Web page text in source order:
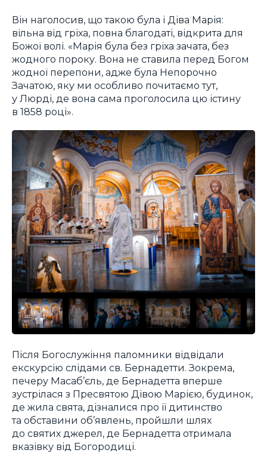
Він наголосив, що такою була і Діва Марія:
вільна від гріха, повна благодаті, відкрита для
Божої волі. «Марія була без гріха зачата, без
жодного пороку. Вона не ставила перед Богом
жодної перепони, адже була Непорочно
Зачатою, яку ми особливо почитаємо тут,
у Люрді, де вона сама проголосила цю істину
в 1858 році».
Після Богослужіння паломники відвідали
екскурсію слідами св. Бернадетти. Зокрема,
печеру Масаб’єль, де Бернадетта вперше
зустрілася з Пресвятою Дівою Марією, будинок,
де жила свята, дізналися про її дитинство
та обставини об’явлень, пройшли шлях
до святих джерел, де Бернадетта отримала
вказівку від Богородиці.